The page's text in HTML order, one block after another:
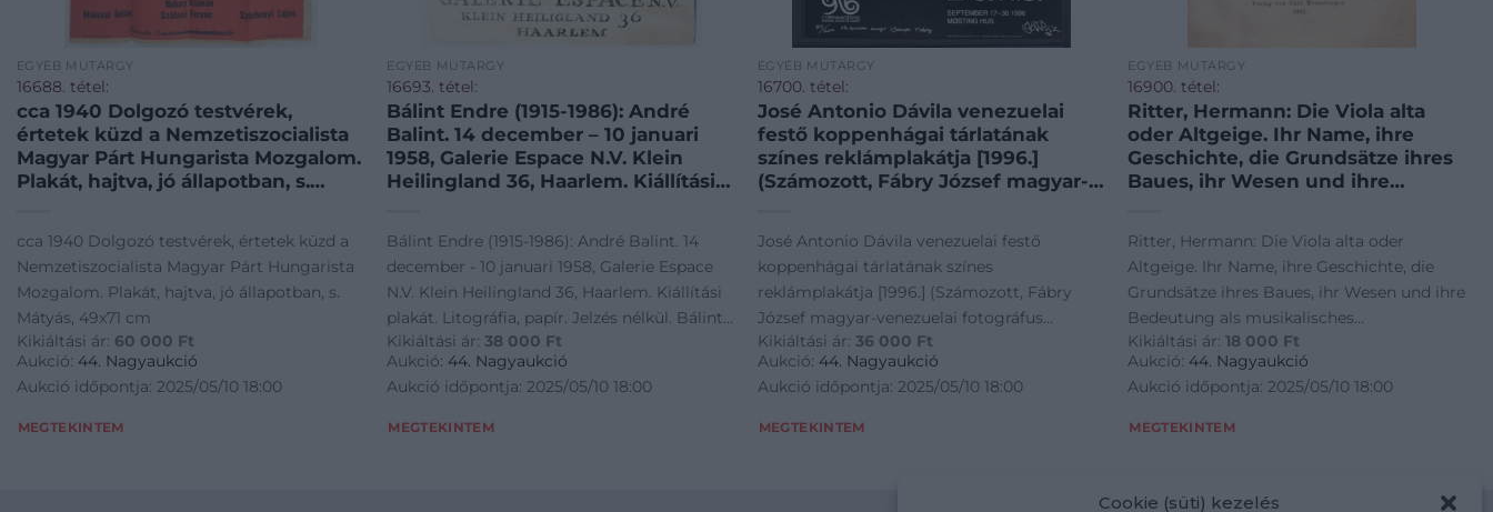
Cookie (süti) kezelés
EGYÉB MŰTÁRGY
16688. tétel:
cca 1940 Dolgozó testvérek,
értetek küzd a Nemzetiszocialista
Magyar Párt Hungarista Mozgalom.
Plakát, hajtva, jó állapotban, s.
cca 1940 Dolgozó testvérek, értetek küzd a
Nemzetiszocialista Magyar Párt Hungarista
Mozgalom. Plakát, hajtva, jó állapotban, s.
Mátyás, 49x71 cm
Kikiáltási ár: 60 000 Ft
Aukció: 44. Nagyaukció
Aukció időpontja: 2025/05/10 18:00
MEGTEKINTEM
EGYÉB MŰTÁRGY
16693. tétel:
Bálint Endre (1915-1986): André
Balint. 14 december – 10 januari
1958, Galerie Espace N.V. Klein
Heilingland 36, Haarlem. Kiállítási
rendezett hollandiai egyéni
kiállításának plakátja, saját
illusztrációjával. Lapszéli apró
sérülésekkel és javított
szakadásokkal. 59,5×46 cm.
Bálint Endre (1915-1986): André Balint. 14
december - 10 januari 1958, Galerie Espace
N.V. Klein Heilingland 36, Haarlem. Kiállítási
plakát. Litográfia, papír. Jelzés nélkül. Bálint
Endre 1958-ban rendezett hollandiai egyéni
kiállításának plakátja, saját illusztrációjával.
Lapszéli apró sérülésekkel és javított
szakadásokkal. 59,5×46 cm. Ritka!
Kikiáltási ár:38 000 Ft
Aukció: 44. Nagyaukció
Aukció időpontja: 2025/05/10 18:00
MEGTEKINTEM
EGYÉB MŰTÁRGY
16700. tétel:
José Antonio Dávila venezuelai
festő koppenhágai tárlatának
színes reklámplakátja [1996.]
(Számozott, Fábry József magyar-
Printed by Editorial Arte, Caracas,
Venezuela. Színes kőnyomat,
mérete: 570×450 mm. Összesen
200 számozott példányban készült
plakát. Dedikált: „87/200. Mi
querida amigo Joseph Fabry. José
Antonion Dávila 96.” José Antonio
szürrealista festő Európa-szerte
José Antonio Dávila venezuelai festő
koppenhágai tárlatának színes
reklámplakátja [1996.] (Számozott, Fábry
József magyar-venezuelai fotográfus
számára dedikált.) Koppenhága, 1996.
Printed by Editorial Arte, Caracas, Venezuela.
Színes kőnyomat, mérete: 570x450 mm.
Összesen 200 számozott példányban készült
Kikiáltási ár: 36 000 Ft
Aukció: 44. Nagyaukció
Aukció időpontja: 2025/05/10 18:00
MEGTEKINTEM
EGYÉB MŰTÁRGY
16900. tétel:
Ritter, Hermann: Die Viola alta
oder Altgeige. Ihr Name, ihre
Geschichte, die Grundsätze ihres
Baues, ihr Wesen und ihre
R. Wagner’s an den Verfasser.
Aphorismen über die Viola alta.
Die Bagatella’schen
Geigenbauregeln.
Hauptsächlichtste Musik-Litteratur
für die Viola alta. [Lipcse] Leipzig,
1885. Verlag von Carl Merseburger
1 t. (címkép) + [4] + 74 p. + 2 t.
Ritter, Hermann: Die Viola alta oder
Altgeige. Ihr Name, ihre Geschichte, die
Grundsätze ihres Baues, ihr Wesen und ihre
Bedeutung als musikalisches
Ausdrucksmittel. Als Anhang: Brief R.
Wagner's an den Verfasser. Aphorismen
über die Viola alta. Die Bagatella'schen
Geigenbauregeln. Hauptsächlichtste Musik-
(Buchdruckerei Julius Klinkhardt). 1 t.
Kikiáltási ár:18 000 Ft
Aukció: 44. Nagyaukció
Aukció időpontja: 2025/05/10 18:00
MEGTEKINTEM